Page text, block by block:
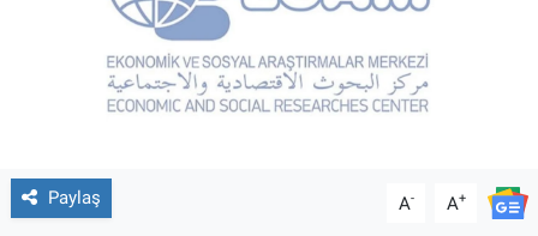
Paylaş A- A+